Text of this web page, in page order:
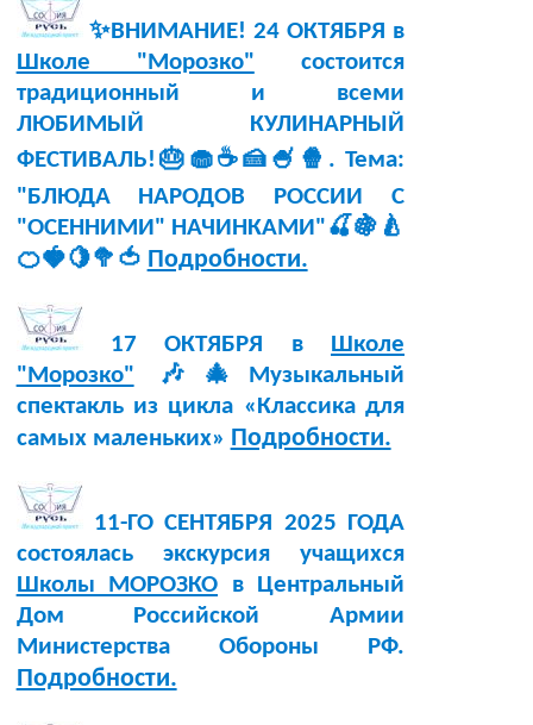
✨ВНИМАНИЕ! 24 ОКТЯБРЯ в
Школе "Морозко" состоится
традиционный и всеми
ЛЮБИМЫЙ КУЛИНАРНЫЙ
ФЕСТИВАЛЬ!🎂🧁☕🍰🍧🍿. Тема:
"БЛЮДА НАРОДОВ РОССИИ С
"ОСЕННИМИ" НАЧИНКАМИ"🍒🍇🍐
🍊🍓🍋🥦🍅 Подробности.
17 ОКТЯБРЯ в Школе
"Морозко" 🎶🎄Музыкальный
спектакль из цикла «Классика для
самых маленьких» Подробности.
11-ГО СЕНТЯБРЯ 2025 ГОДА
состоялась экскурсия учащихся
Школы МОРОЗКО в Центральный
Дом Российской Армии
Министерства Обороны РФ.
Подробности.